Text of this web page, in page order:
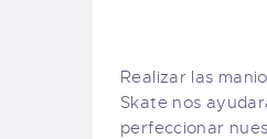
Realizar las
Skate nos
perfeccionar